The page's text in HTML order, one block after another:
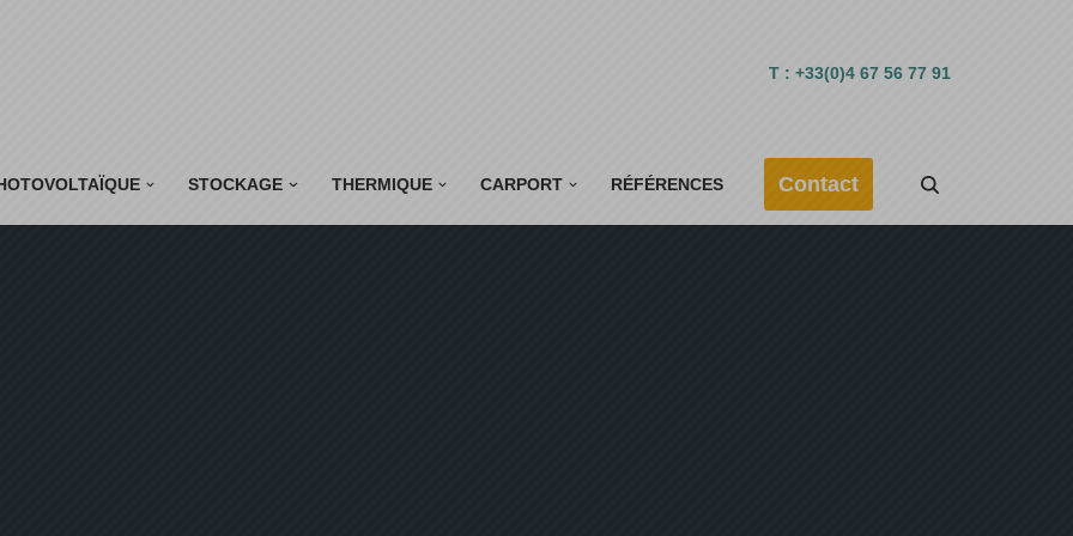
T : +33(0)4 67 56 77 91
STOCKAGE THERMIQUE CARPORT RÉFÉRENCES Contact